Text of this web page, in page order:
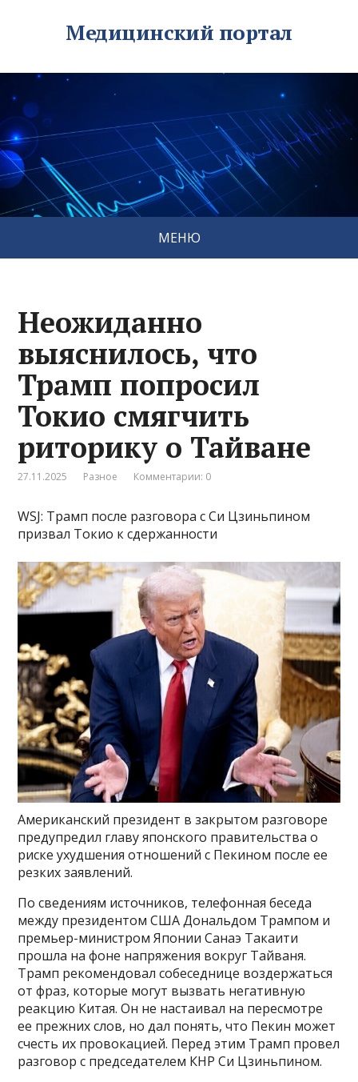
Медицинский портал
МЕНЮ
Неожиданно
выяснилось, что
Трамп попросил
Токио смягчить
риторику о Тайване
27.11.2025 Разное Комментарии: 0
WSJ: Трамп после разговора с Си Цзиньпином
призвал Токио к сдержанности
Американский президент в закрытом разговоре
предупредил главу японского правительства о
риске ухудшения отношений с Пекином после ее
резких заявлений.
По сведениям источников, телефонная беседа
между президентом США Дональдом Трампом и
премьер-министром Японии Санаэ Такаити
прошла на фоне напряжения вокруг Тайваня.
Трамп рекомендовал собеседнице воздержаться
от фраз, которые могут вызвать негативную
реакцию Китая. Он не настаивал на пересмотре
ее прежних слов, но дал понять, что Пекин может
счесть их провокацией. Перед этим Трамп провел
разговор с председателем КНР Си Цзиньпином.